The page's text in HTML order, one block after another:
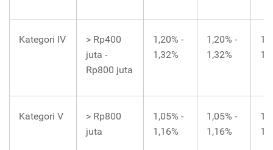
Kategori IV
> Rp400
juta -
Rp800 juta
1,20% -
1,32%
1,20% -
1,32%
Kategori V
> Rp800
juta
1,05% -
1,16%
1,05% -
1,16%